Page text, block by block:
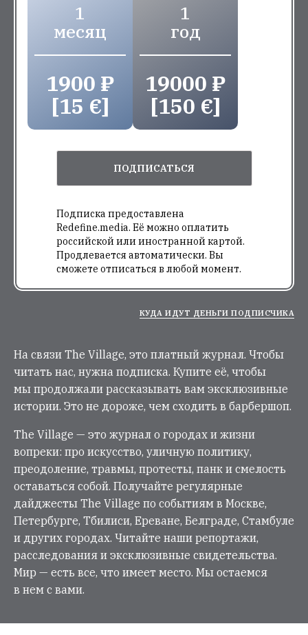
1
месяц
1900 ₽
[15 €]
1
год
19000 ₽
[150 €]
ПОДПИСАТЬСЯ
Подписка предоставлена
Redefine.media. Её можно оплатить
российской или иностранной картой.
Продлевается автоматически. Вы
сможете отписаться в любой момент.
КУДА ИДУТ ДЕНЬГИ ПОДПИСЧИКА
На связи The Village, это платный журнал. Чтобы
читать нас, нужна подписка. Купите её, чтобы
мы продолжали рассказывать вам эксклюзивные
истории. Это не дороже, чем сходить в барбершоп.
The Village — это журнал о городах и жизни
вопреки: про искусство, уличную политику,
преодоление, травмы, протесты, панк и смелость
оставаться собой. Получайте регулярные
дайджесты The Village по событиям в Москве,
Петербурге, Тбилиси, Ереване, Белграде, Стамбуле
и других городах. Читайте наши репортажи,
расследования и эксклюзивные свидетельства.
Мир — есть все, что имеет место. Мы остаемся
в нем с вами.